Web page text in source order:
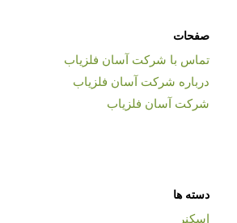
صفحات
تماس با شرکت آسان فلزیاب
درباره شرکت آسان فلزیاب
شرکت آسان فلزیاب
دسته ها
اسکنر